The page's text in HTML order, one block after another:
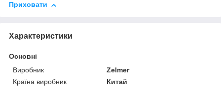
Приховати
Характеристики
Основні
Виробник
Zelmer
Країна виробник
Китай